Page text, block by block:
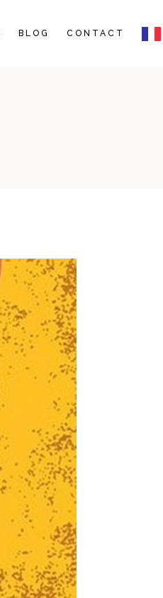
BLOG CONTACT